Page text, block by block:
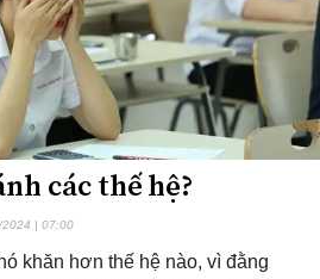
các thế hệ?
2024 | 07:00
khăn hơn thế hệ nào, vì đằng